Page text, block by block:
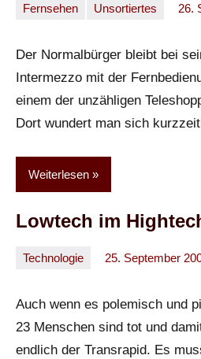
Fernsehen Unsortiertes 26.
Der Normalbürger bleibt bei
Intermezzo mit der
einem der unzähligen
Dort wundert man sich
Weiterlesen
Lowtech im
Technologie 25. September
Auch wenn es polemisch und
23 Menschen sind tot und
endlich der Transrapid. Es